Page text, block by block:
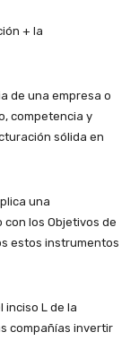
+ la
de una empresa o
competencia y
sólida en
una
los Objetivos de
estos instrumentos
inciso L de la
compañías invertir